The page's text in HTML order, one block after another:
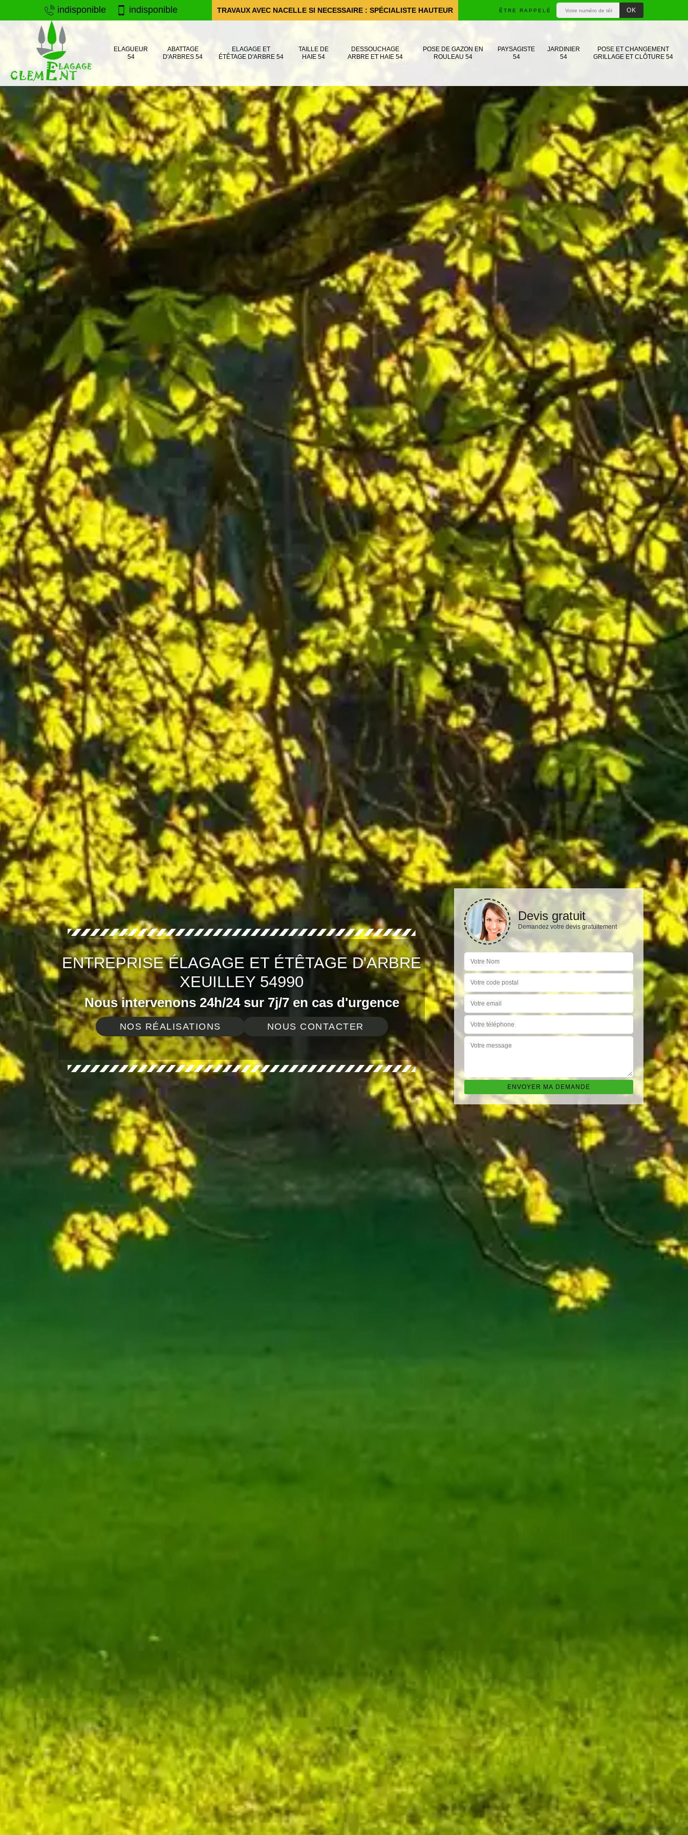
indisponible indisponible TRAVAUX AVEC NACELLE SI NECESSAIRE : SPÉCIALISTE HAUTEUR ÊTRE RAPPELÉ
ELAGUEUR
54
ABATTAGE
D'ARBRES 54
ELAGAGE ET
ÉTÊTAGE D'ARBRE 54
TAILLE DE
HAIE 54
DESSOUCHAGE
ARBRE ET HAIE 54
POSE DE GAZON EN
ROULEAU 54
PAYSAGISTE
54
JARDINIER
54
POSE ET CHANGEMENT
GRILLAGE ET CLÔTURE 54
ENTREPRISE ÉLAGAGE ET ÉTÊTAGE D'ARBRE
XEUILLEY 54990
Nous intervenons 24h/24 sur 7j/7 en cas d'urgence
NOS RÉALISATIONS NOUS CONTACTER
Devis gratuit
Demandez votre devis gratuitement